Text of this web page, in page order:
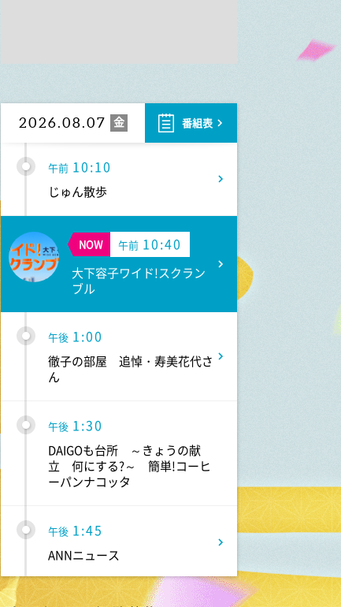
2026.08.07 金 番組表
こそ気をつけたい腰痛!ぎっく
り腰の予防&対策
午前 10:10
じゅん散歩
NOW 午前 10:40
大下容子ワイド!スクラン
ブル
午後 1:00
徹子の部屋 追悼・寿美花代さ
ん
午後 1:30
DAIGOも台所 ～きょうの献
立 何にする?～ 簡単!コーヒ
ーパンナコッタ
午後 1:45
ANNニュース
1:50